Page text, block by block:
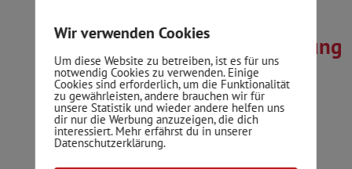
Außenbereichsverkleidung
Verwandeln Sie Ihren Außenbereich
in eine beeindruckende Oase mit
unseren robusten Fliesen. Brändle &
Martel bietet professionelle
Wir verwenden Cookies
Um diese Website zu betreiben, ist es für uns
notwendig Cookies zu verwenden. Einige
Cookies sind erforderlich, um die Funktionalität
zu gewährleisten, andere brauchen wir für
unsere Statistik und wieder andere helfen uns
dir nur die Werbung anzuzeigen, die dich
interessiert. Mehr erfährst du in unserer
Datenschutzerklärung.